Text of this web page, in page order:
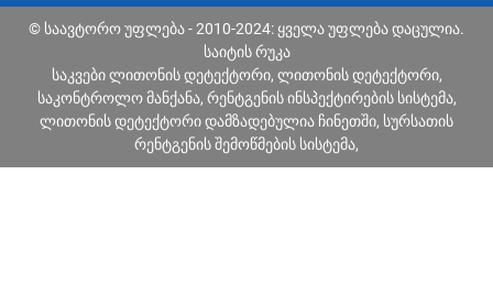
© საავტორო უფლება - 2010-2024: ყველა უფლება დაცულია.
საიტის რუკა
საკვები ლითონის დეტექტორი, ლითონის დეტექტორი,
საკონტროლო მანქანა, რენტგენის ინსპექტირების სისტემა,
ლითონის დეტექტორი დამზადებულია ჩინეთში, სურსათის
რენტგენის შემოწმების სისტემა,